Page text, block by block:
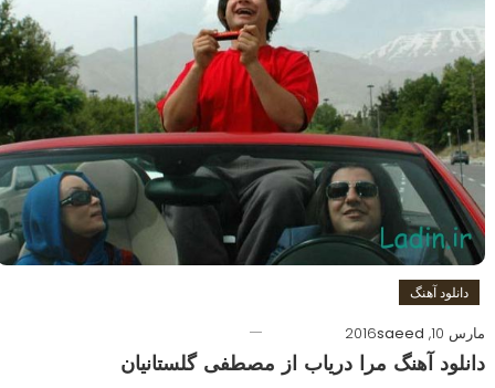
دانلود آهنگ
مارس 10, 2016
saeed
دانلود آهنگ مرا دریاب از مصطفی گلستانیان